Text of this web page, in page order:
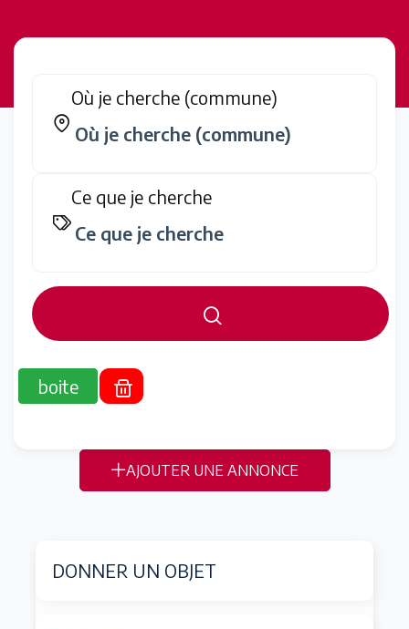
Où je cherche (commune)
Ce que je cherche
boite
AJOUTER UNE ANNONCE
DONNER UN OBJET